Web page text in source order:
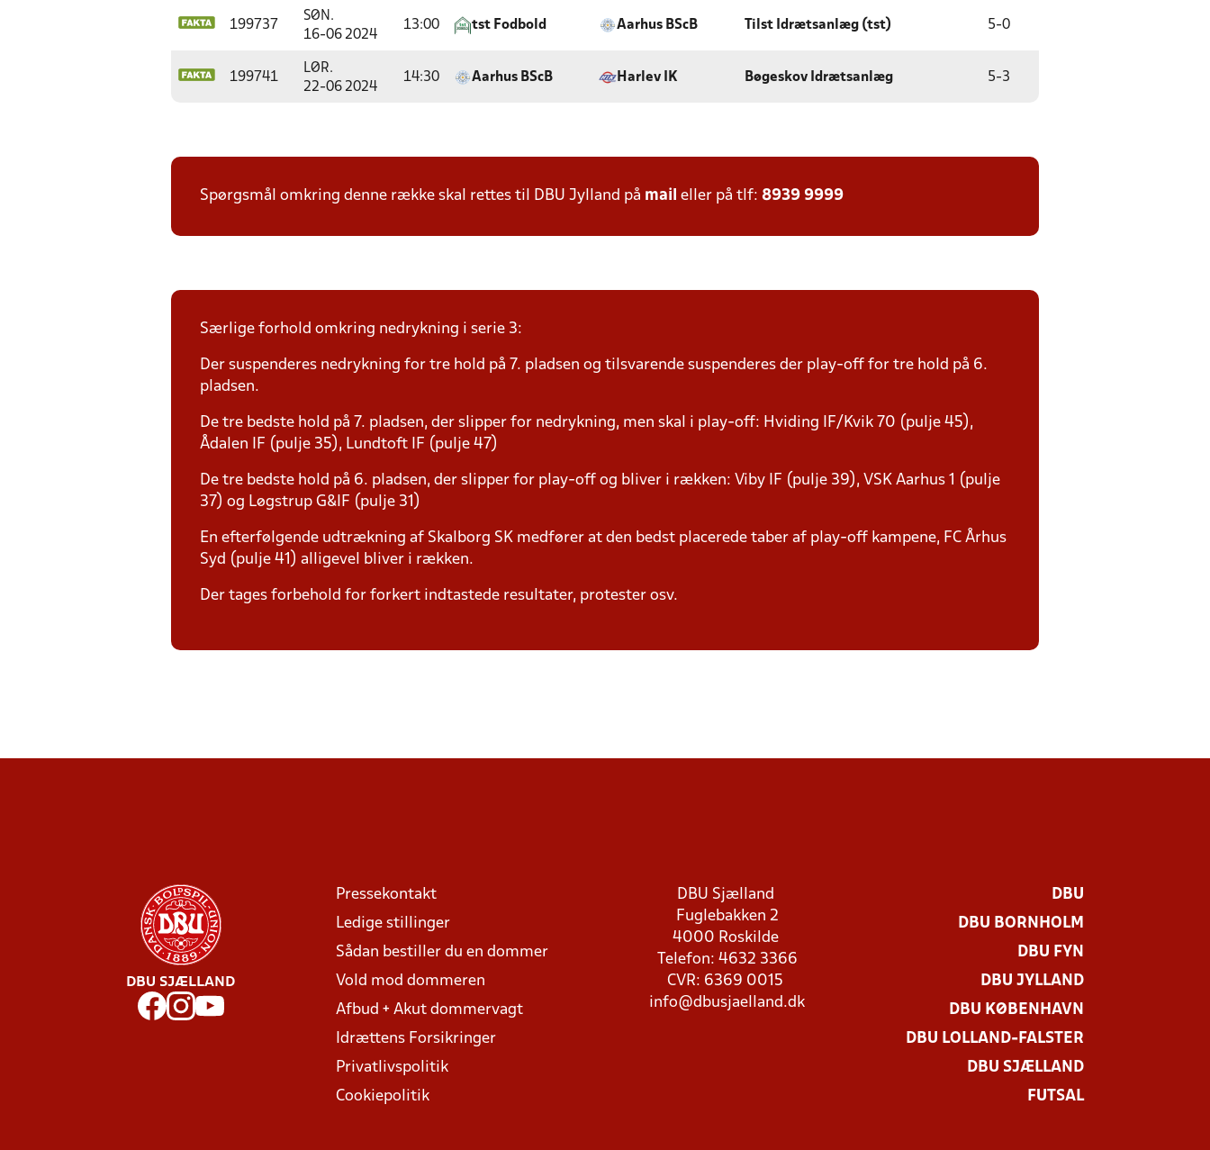
199737
SØN.
16-06 2024
13:00 tst Fodbold Aarhus BScB Tilst Idrætsanlæg (tst) 5-0
199741
LØR.
22-06 2024
14:30 Aarhus BScB Harlev IK Bøgeskov Idrætsanlæg 5-3
Spørgsmål omkring denne række skal rettes til DBU Jylland på mail eller på tlf: 8939 9999
Særlige forhold omkring nedrykning i serie 3:
Der suspenderes nedrykning for tre hold på 7. pladsen og tilsvarende suspenderes der play-off for tre hold på 6.
pladsen.
De tre bedste hold på 7. pladsen, der slipper for nedrykning, men skal i play-off: Hviding IF/Kvik 70 (pulje 45),
Ådalen IF (pulje 35), Lundtoft IF (pulje 47)
De tre bedste hold på 6. pladsen, der slipper for play-off og bliver i rækken: Viby IF (pulje 39), VSK Aarhus 1 (pulje
37) og Løgstrup G&IF (pulje 31)
En efterfølgende udtrækning af Skalborg SK medfører at den bedst placerede taber af play-off kampene, FC Århus
Syd (pulje 41) alligevel bliver i rækken.
Der tages forbehold for forkert indtastede resultater, protester osv.
DBU SJÆLLAND
Pressekontakt
Ledige stillinger
Sådan bestiller du en dommer
Vold mod dommeren
Afbud + Akut dommervagt
Idrættens Forsikringer
Privatlivspolitik
Cookiepolitik
DBU Sjælland
Fuglebakken 2
4000 Roskilde
Telefon: 4632 3366
CVR: 6369 0015
info@dbusjaelland.dk
DBU
DBU BORNHOLM
DBU FYN
DBU JYLLAND
DBU KØBENHAVN
DBU LOLLAND-FALSTER
DBU SJÆLLAND
FUTSAL